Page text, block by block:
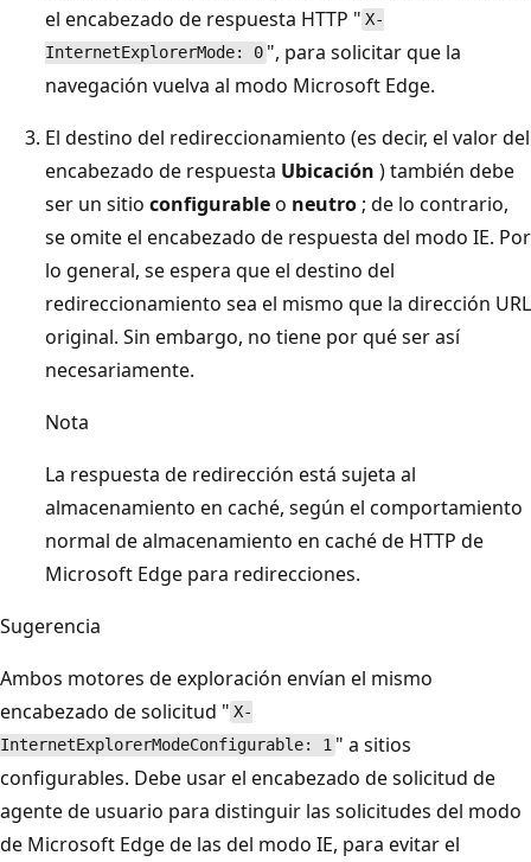
el encabezado de respuesta HTTP " X-
InternetExplorerMode: 0 ", para solicitar que la
navegación vuelva al modo Microsoft Edge.
El destino del redireccionamiento (es decir, el valor del
encabezado de respuesta Ubicación ) también debe
ser un sitio configurableo neutro ; de lo contrario,
se omite el encabezado de respuesta del modo IE. Por
lo general, se espera que el destino del
redireccionamiento sea el mismo que la dirección URL
original. Sin embargo, no tiene por qué ser así
necesariamente.
Nota
La respuesta de redirección está sujeta al
almacenamiento en caché, según el comportamiento
normal de almacenamiento en caché de HTTP de
Microsoft Edge para redirecciones.
Sugerencia
Ambos motores de exploración envían el mismo
encabezado de solicitud " X-
InternetExplorerModeConfigurable: 1 " a sitios
configurables. Debe usar el encabezado de solicitud de
agente de usuario para distinguir las solicitudes del modo
de Microsoft Edge de las del modo IE, para evitar el